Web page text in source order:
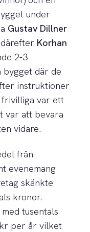
under
Gustav Dillner
Korhan
2-3
bygget där de
instruktioner
frivilliga var ett
var att bevara
vidare.
från
evenemang
skänkte
kronor.
tusentals
per år vilket